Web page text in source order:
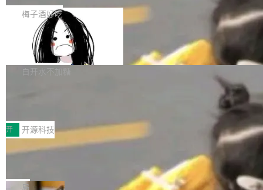
提交的编辑请求也长期处于待处理状态。 Groki
pedia 于去年底上线，定位为由人工智能生成内
容的百科平台，被马斯克视为传统众包百科网站
维基百科的替代方案。Lawfare 调查发现，无论
热门页面还是低关注度页面，均未出现近期更
是这样的：配 MessageSource 的 Bean、写 R
eloadableResourceBundleMessageSource、
声明 LocaleResolver、注册 LocaleChangeInt
erceptor…五六步之后才能看到第一行翻译文
本。 Solon 换了个方式。整个 i18n 模块围绕三
梅子酒好吃
Apache Doris 4.1 全面增强 Iceberg：
支持 UPDATE、MERGE INTO 与 Iceb
erg V3
Apache Doris 4.1 要补齐的，正是缺失的那一
半。在已有查询能力的基础上，Doris 进一步支
常维护操作，并完整支持 Iceberg V3 格式。
白开水不加糖
村国家自主创新示范区会议中心开幕。本届大会
由中关村智联软件服务业质量创新联盟主办，以
“智构可信·质创未来——AI原生时代的质量新范
式”为主题，直面AI从实验室走向规模化产业落地
的核心质量命题。会上，《2026智能研发生产力
开 开源科技
让非法状态不可表示：一篇关于 ADT
有一种东西，一旦用过就回不去了。Alex Fedos
eev 管它叫"软件设计的基石"。 他说的东西不新
局